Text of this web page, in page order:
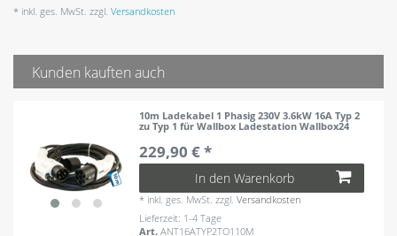
* inkl. ges. MwSt. zzgl. Versandkosten
Kunden kauften auch
10m Ladekabel 1 Phasig 230V 3.6kW 16A Typ 2
zu Typ 1 für Wallbox Ladestation Wallbox24
229,90 € *
In den Warenkorb
* inkl. ges. MwSt. zzgl.Versandkosten
Lieferzeit: 1-4 Tage
Art.ANT16ATYP2TO110M